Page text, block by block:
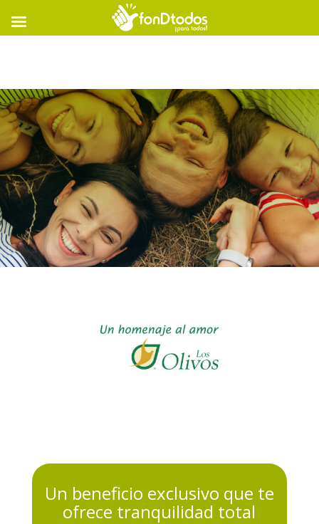
Un beneficio exclusivo que te
ofrece tranquilidad total